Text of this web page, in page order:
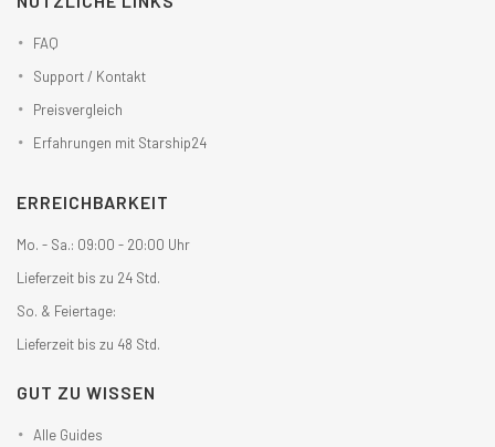
FAQ
Support / Kontakt
Preisvergleich
Erfahrungen mit Starship24
ERREICHBARKEIT
Mo. - Sa.: 09:00 - 20:00 Uhr
Lieferzeit bis zu 24 Std.
So. & Feiertage:
Lieferzeit bis zu 48 Std.
GUT ZU WISSEN
Alle Guides